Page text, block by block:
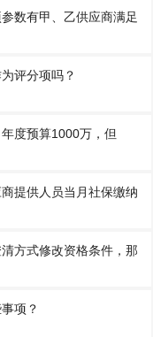
数有甲、乙供应商满足
评分项吗？
度预算1000万，但
提供人员当月社保缴纳
方式修改资格条件，那
项？